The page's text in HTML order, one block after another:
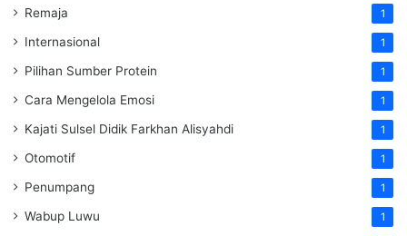
Remaja 1
Internasional 1
Pilihan Sumber Protein 1
Cara Mengelola Emosi 1
Kajati Sulsel Didik Farkhan Alisyahdi 1
Otomotif 1
Penumpang 1
Wabup Luwu 1